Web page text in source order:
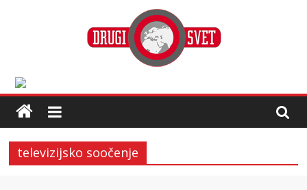
televizijsko soočenje